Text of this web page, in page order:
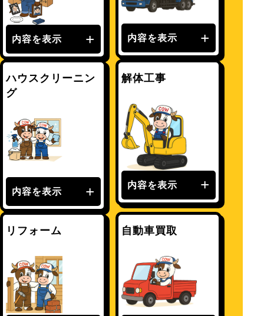
内容を表示 内容を表示
ハウスクリーニン
グ
内容を表示
解体工事
内容を表示
リフォーム 自動車買取